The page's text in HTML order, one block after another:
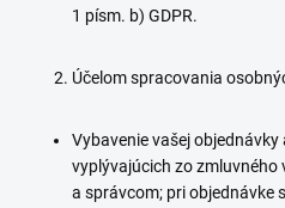
1 písm. b) GDPR.
Účelom spracovania
Vybavenie vašej
vyplývajúcich zo zmluvného
a správcom; pri objednávke